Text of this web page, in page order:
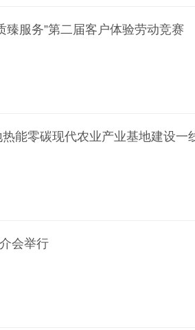
服务”第二届客户体验劳动竞赛
能零碳现代农业产业基地建设一
会举行